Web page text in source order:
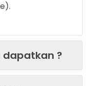
dapatkan ?